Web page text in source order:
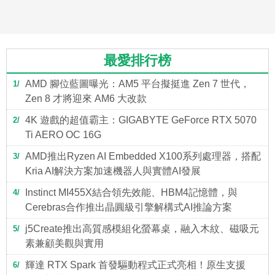
最愛排行榜
1
AMD 腳位藍圖曝光：AM5 平台擬挺進 Zen 7 世代，
Zen 8 才將迎來 AM6 大改款
2
4K 遊戲的超值霸主：GIGABYTE GeForce RTX 5070
Ti AERO OC 16G
3
AMD推出Ryzen AI Embedded X100系列處理器，搭配
Kria AI解決方案加速機器人與實體AI發展
4
Instinct MI455X結合領先效能、HBM4記憶體，與
Cerebras合作推出晶圓級引擎解構式AI推論方案
5
j5Create推出高質感模組化螢幕桌，融入木紋、磁吸元
素兼顧美觀與實用
6
輝達 RTX Spark 首發驅動程式正式亮相！原生支援